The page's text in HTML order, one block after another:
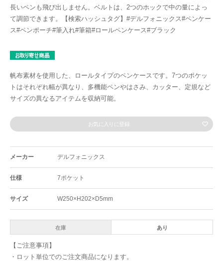
長いペンも飛び出しません。ベルトは、2つのホックで中の量によっ
て調節できます。【検索ハッシュタグ】#デルフォニックス#ペンケー
ス#ペンポーチ#筆入れ#筆箱#ロールペンケース#ブラック
帆布素材を使用した、ロールタイプのペンケースです。7つのポケッ
トはそれぞれ幅が異なり、多機能ペンやはさみ、カッター、定規など
サイズの異なるアイテムを収納可能。
お気に入りに登録
メーカー デルフォニックス
仕様 7ポケット
サイズ W250×H202×D5mm
在庫 あり
【ご注意事項】
・ロット単位でのご注文商品になります。